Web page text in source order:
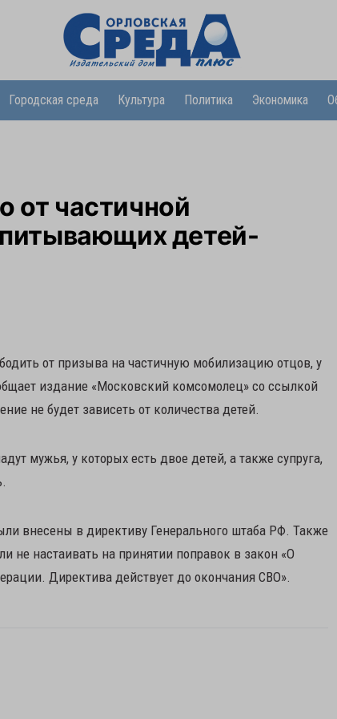
Городская среда Культура Политика Экономика
от частичной
детей-
от призыва на частичную мобилизацию отцов, у
издание «Московский комсомолец» со ссылкой
не будет зависеть от количества детей.
мужья, у которых есть двое детей, а также супруга,
внесены в директиву Генерального штаба РФ. Также
не настаивать на принятии поправок в закон «О
Директива действует до окончания СВО».